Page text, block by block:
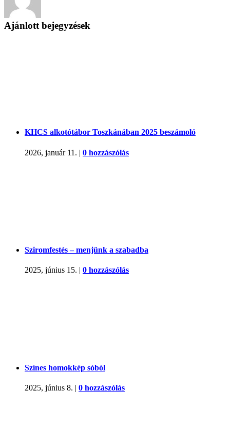
Ajánlott bejegyzések
KHCS alkotótábor Toszkánában 2025 beszámoló
2026, január 11. | 0 hozzászólás
Sziromfestés – menjünk a szabadba
2025, június 15. | 0 hozzászólás
Színes homokkép sóból
2025, június 8. | 0 hozzászólás